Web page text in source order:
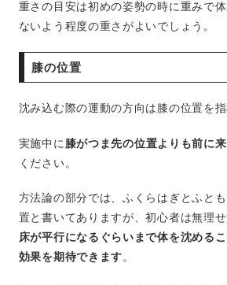
重さの目安は初めの姿勢の時に重みで
ないよう程度の重さがよいでしょう。
膝の位置
沈み込む際の運動の方向は膝の位置を指
実施中に 膝がつま先の位置よりも前に
ください。
方法論の部分では、ふくらはぎとふと
置と書いてありますが、初心者は無理せ
床が平行になるぐらいまで体を沈める
効果を期待できます。